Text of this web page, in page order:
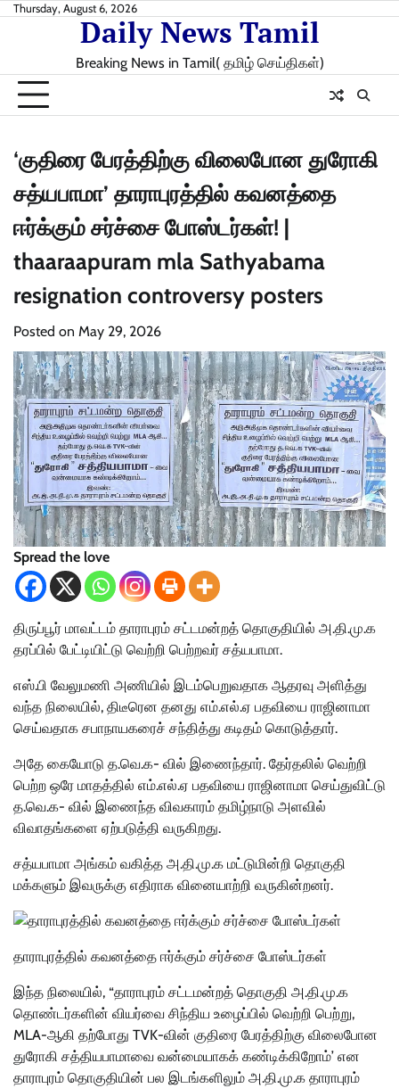
SkipThursday, August 6, 2026
Daily News Tamil
Breaking News in Tamil( தமிழ் செய்திகள்)
‘குதிரை பேரத்திற்கு விலைபோன துரோகி
சத்யபாமா’ தாராபுரத்தில் கவனத்தை
ஈர்க்கும் சர்ச்சை போஸ்டர்கள்! |
thaaraapuram mla Sathyabama
resignation controversy posters
Posted on May 29, 2026
Spread the love
திருப்பூர் மாவட்டம் தாராபுரம் சட்டமன்றத் தொகுதியில் அ‌.தி.மு.க
தரப்பில் பேட்டியிட்டு வெற்றி பெற்றவர் சத்யபாமா.
எஸ்‌‌.பி வேலுமணி அணியில் இடம்பெறுவதாக ஆதரவு அளித்து
வந்த நிலையில், திடீரென தனது எம்.எல்.ஏ பதவியை ராஜினாமா
செய்வதாக சபாநாயகரைச் சந்தித்து கடிதம் கொடுத்தார்.
அதே கையோடு த.வெ.க- வில் இணைந்தார்‌‌. தேர்தலில் வெற்றி
பெற்ற ஒரே மாதத்தில் எம்.எல்.ஏ பதவியை ராஜினாமா செய்துவிட்டு
த.வெ.க- வில் இணைந்த விவகாரம் தமிழ்நாடு அளவில்
விவாதங்களை ஏற்படுத்தி வருகிறது.
சத்யபாமா அங்கம் வகித்த அ.தி.மு.க மட்டுமின்றி தொகுதி
மக்களும் இவருக்கு எதிராக வினையாற்றி வருகின்றனர்.
தாராபுரத்தில் கவனத்தை ஈர்க்கும் சர்ச்சை போஸ்டர்கள்
இந்த நிலையில், “தாராபுரம் சட்டமன்றத் தொகுதி அ.தி.மு.க
தொண்டர்களின் வியர்வை சிந்திய உழைப்பில் வெற்றி பெற்று,
MLA-ஆகி தற்போது TVK-வின் குதிரை பேரத்திற்கு விலைபோன
துரோகி சத்தியபாமாவை வன்மையாகக் கண்டிக்கிறோம்’ என
தாராபுரம் தொகுதியின் பல இடங்களிலும் அ.தி.மு.க தாராபுரம்